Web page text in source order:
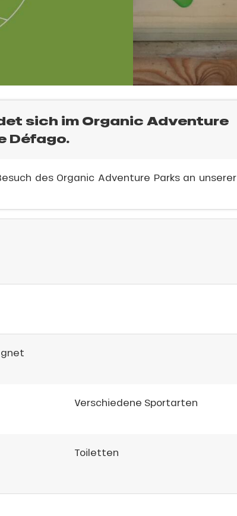
sich im Organic Adventure
Défago.
des Organic Adventure Parks an unserer
Verschiedene Sportarten
Toiletten